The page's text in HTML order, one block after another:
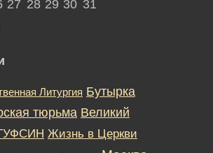
27 28 29 30 31
Литургия Бутырка
тюрьма Великий
Жизнь в Церкви